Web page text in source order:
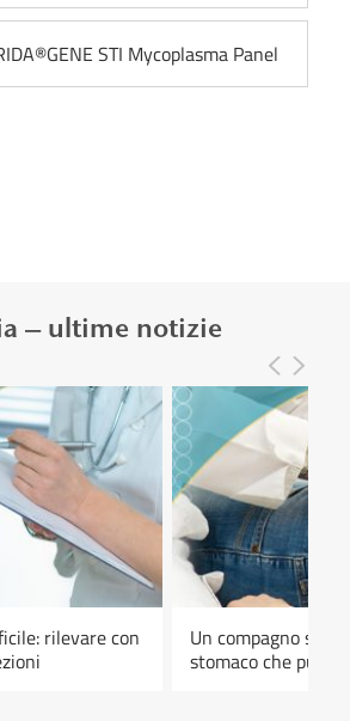
STI Mycoplasma Panel
– ultime notizie
rilevare con
Un compagno
stomaco che può